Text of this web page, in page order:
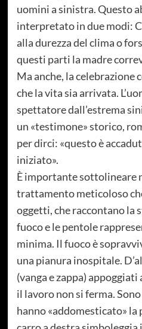
uomini a sinistra. Questo
interpretato in due modi:
alla durezza del clima o
questi parti la madre
Ma anche, la
che la vita sia arrivata.
spettatore dall’estrema
un «testimone» storico,
per dirci: «questo è
iniziato».
È importante sottolineare
trattamento meticoloso
oggetti, che raccontano la
fuoco e le pentole
minima. Il fuoco è
una pianura inospitale.
(vanga e zappa)
il lavoro non si ferma.
hanno «addomesticato» la